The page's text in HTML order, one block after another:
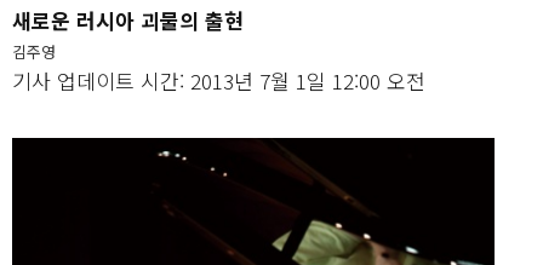
새로운 러시아 괴물의 출현
김주영
기사 업데이트 시간: 2013년 7월 1일 12:00 오전